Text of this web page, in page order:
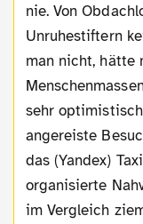
nie. Von
Unruhestiftern
man nicht, hätte
sehr
angereiste
das (Yandex)
organisierte
im Vergleich